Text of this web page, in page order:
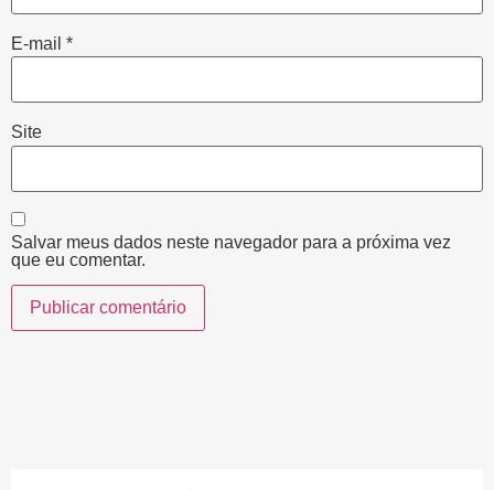
E-mail *
Site
Salvar meus dados neste navegador para a próxima vez
que eu comentar.